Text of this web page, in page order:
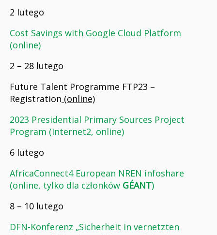
2 lutego
Cost Savings with Google Cloud Platform
(online)
2 – 28 lutego
Future Talent Programme FTP23 –
Registration (online)
2023 Presidential Primary Sources Project
Program (Internet2, online)
6 lutego
AfricaConnect4 European NREN infoshare
(online, tylko dla członków GÉANT)
8 – 10 lutego
DFN-Konferenz „Sicherheit in vernetzten